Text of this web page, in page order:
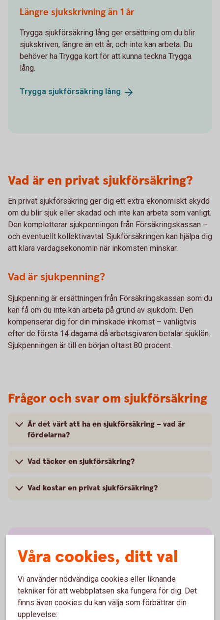
Längre sjukskrivning än 1 år
Trygga sjukförsäkring lång ger ersättning om du blir
sjukskriven, längre än ett år, och inte kan arbeta. Du
behöver ha Trygga kort för att kunna teckna Trygga
lång.
Trygga sjukförsäkring lång
Vad är en privat sjukförsäkring?
En privat sjukförsäkring ger dig ett extra ekonomiskt skydd
om du blir sjuk eller skadad och inte kan arbeta som vanligt.
Den kompletterar sjukpenningen från Försäkringskassan –
och eventuellt kollektivavtal. Sjukförsäkringen kan hjälpa dig
att klara vardagsekonomin när inkomsten minskar.
Vad är sjukpenning?
Sjukpenning är ersättningen från Försäkringskassan som du
kan få om du inte kan arbeta på grund av sjukdom. Den
kompenserar dig för din minskade inkomst – vanligtvis
efter de första 14 dagarna då arbetsgivaren betalar sjuklön.
Sjukpenningen är till en början oftast 80 procent.
Frågor och svar om sjukförsäkring
Är det värt att ha en sjukförsäkring – vad är
fördelarna?
Vad täcker en sjukförsäkring?
Vad kostar en privat sjukförsäkring?
Våra cookies, ditt val
Vi använder nödvändiga cookies eller liknande
tekniker för att webbplatsen ska fungera för dig. Det
finns även cookies du kan välja som förbättrar din
upplevelse: